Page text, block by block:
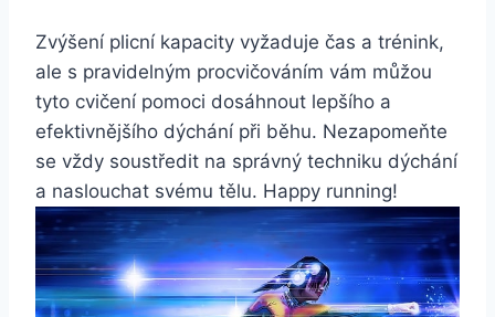
Zvýšení plicní kapacity vyžaduje čas a trénink,
ale s pravidelným procvičováním vám můžou
tyto cvičení pomoci dosáhnout lepšího a
efektivnějšího dýchání při běhu. Nezapomeňte
se vždy soustředit na správný techniku dýchání
a naslouchat svému tělu. Happy running!